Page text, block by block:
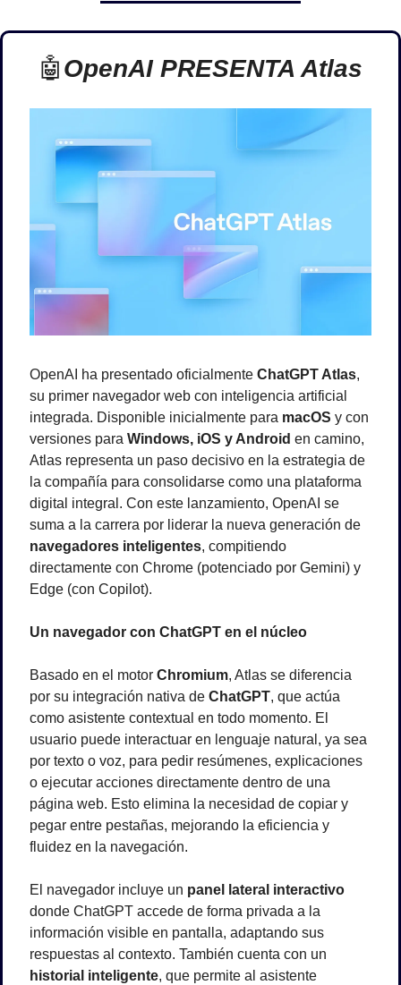
🤖OpenAI PRESENTA Atlas
OpenAI ha presentado oficialmente ChatGPT Atlas,
su primer navegador web con inteligencia artificial
integrada. Disponible inicialmente para macOS y con
versiones para Windows, iOS y Android en camino,
Atlas representa un paso decisivo en la estrategia de
la compañía para consolidarse como una plataforma
digital integral. Con este lanzamiento, OpenAI se
navegadores inteligentes, compitiendo
directamente con Chrome (potenciado por Gemini) y
Edge (con Copilot).
Un navegador con ChatGPT en el núcleo
Basado en el motor Chromium, Atlas se diferencia
por su integración nativa de ChatGPT, que actúa
como asistente contextual en todo momento. El
usuario puede interactuar en lenguaje natural, ya sea
por texto o voz, para pedir resúmenes, explicaciones
o ejecutar acciones directamente dentro de una
página web. Esto elimina la necesidad de copiar y
pegar entre pestañas, mejorando la eficiencia y
fluidez en la navegación.
El navegador incluye un panel lateral interactivo
donde ChatGPT accede de forma privada a la
información visible en pantalla, adaptando sus
historial inteligente, que permite al asistente